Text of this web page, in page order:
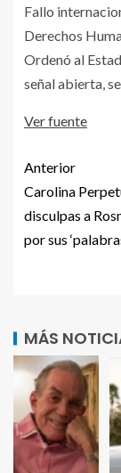
Fallo
Derechos
Ordenó al
señal abierta,
Ver fuente
Anterior
Carolina
disculpas a
por sus
MÁS